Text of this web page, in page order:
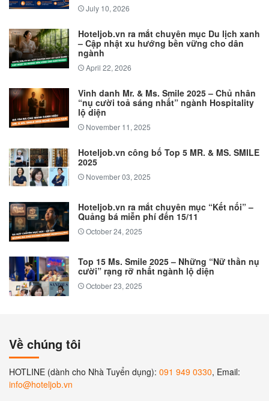
July 10, 2026
Hoteljob.vn ra mắt chuyên mục Du lịch xanh
– Cập nhật xu hướng bền vững cho dân
ngành
April 22, 2026
Vinh danh Mr. & Ms. Smile 2025 – Chủ nhân
“nụ cười toả sáng nhất” ngành Hospitality
lộ diện
November 11, 2025
Hoteljob.vn công bố Top 5 MR. & MS. SMILE
2025
November 03, 2025
Hoteljob.vn ra mắt chuyên mục “Kết nối” –
Quảng bá miễn phí đến 15/11
October 24, 2025
Top 15 Ms. Smile 2025 – Những “Nữ thần nụ
cười” rạng rỡ nhất ngành lộ diện
October 23, 2025
Về chúng tôi
HOTLINE (dành cho Nhà Tuyển dụng): 091 949 0330, Email:
info@hoteljob.vn